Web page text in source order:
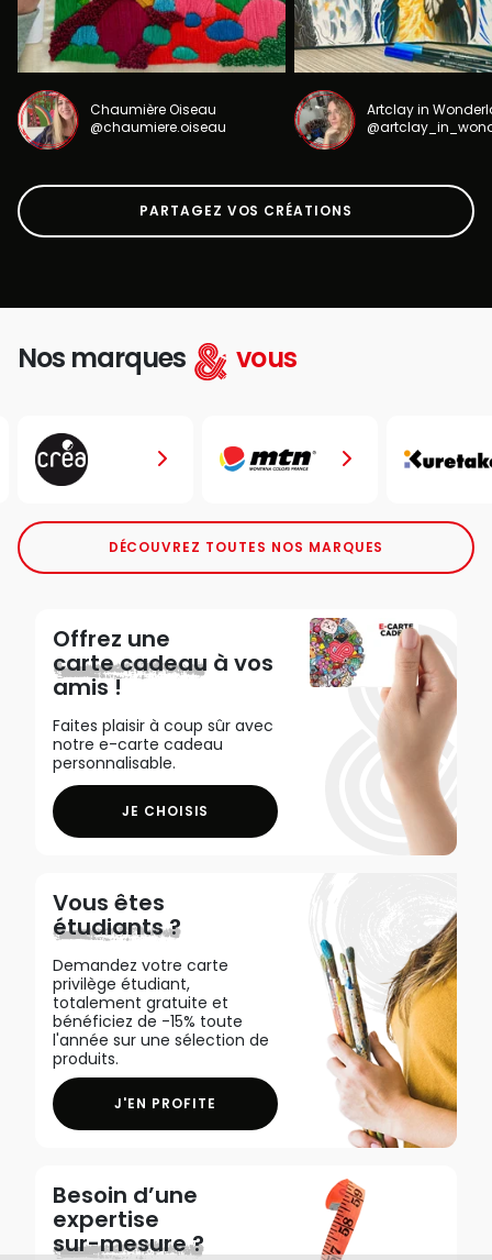
Chaumière Oiseau
@chaumiere.oiseau
Artclay in
PARTAGEZ VOS CRÉATIONS
Nos marques vous
DÉCOUVREZ TOUTES NOS MARQUES
Offrez une
carte cadeau à vos
amis !
Faites plaisir à coup sûr avec
notre e-carte cadeau
personnalisable.
JE CHOISIS
Vous êtes
étudiants ?
Demandez votre carte
privilège étudiant,
totalement gratuite et
bénéficiez de -15% toute
l'année sur une sélection de
produits.
J'EN PROFITE
Besoin d’une
expertise
sur-mesure ?